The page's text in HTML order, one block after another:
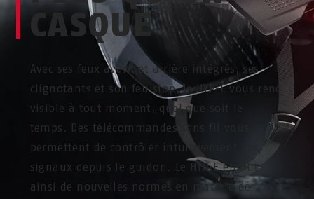
CASQUE
Avec ses feux avant et arrière intégrés, ses
clignotants et son feu stop, le HYP-E vous rend
visible à tout moment, quel que soit le
temps. Des télécommandes sans fil vous
permettent de contrôler intuitivement vos
signaux depuis le guidon. Le HYP-E établit
ainsi de nouvelles normes en matière de